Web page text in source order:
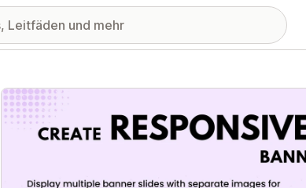
Vorgestellte Bildergalerie